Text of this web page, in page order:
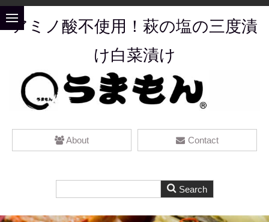
アミノ酸不使用！萩の塩の三度漬
け白菜漬け
About Contact